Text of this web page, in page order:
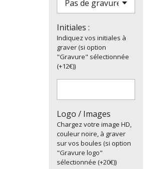
Initiales :
Indiquez vos initiales à
graver (si option
"Gravure" sélectionnée
(+12€))
Logo / Images
Chargez votre image HD,
couleur noire, à graver
sur vos boules (si option
"Gravure logo"
sélectionnée (+20€))